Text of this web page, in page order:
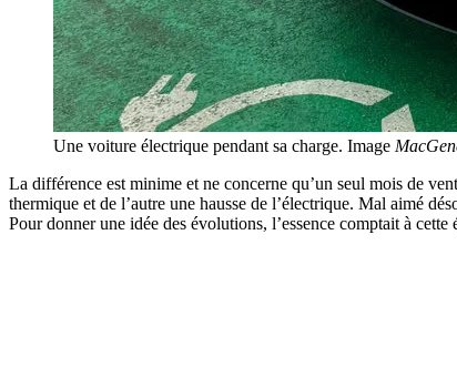
Une voiture électrique pendant sa charge. Image
La différence est minime et ne concerne qu’un seul mois de
thermique et de l’autre une hausse de l’électrique. Mal aimé
Pour donner une idée des évolutions, l’essence comptait à